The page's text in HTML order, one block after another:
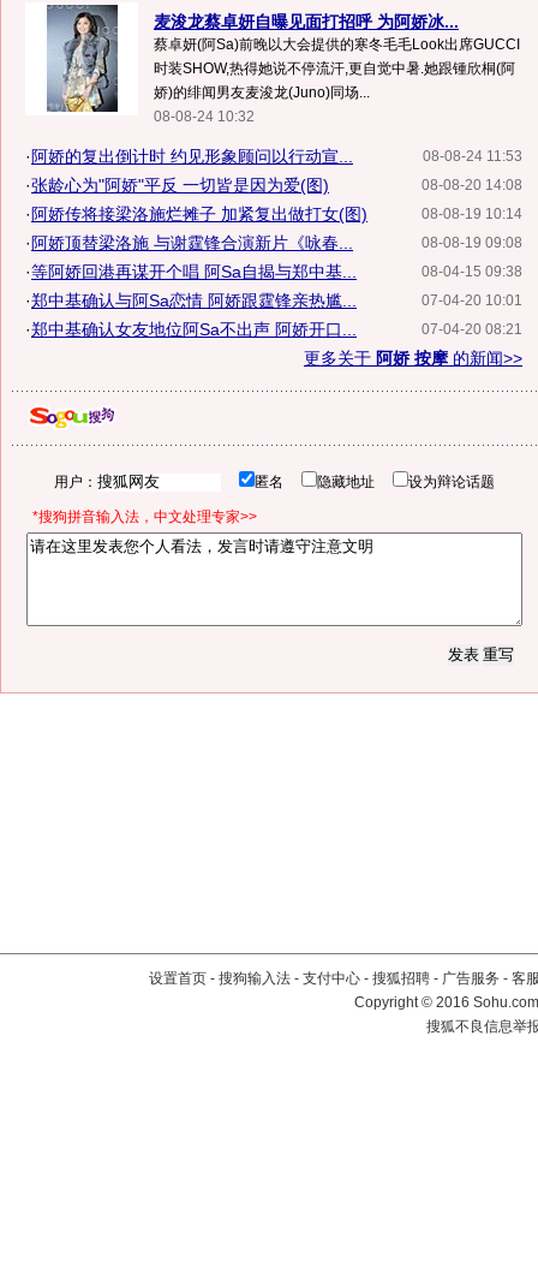
麦浚龙蔡卓妍自曝见面打招呼 为阿娇冰...
蔡卓妍(阿Sa)前晚以大会提供的寒冬毛毛Look出席GUCCI
时装SHOW,热得她说不停流汗,更自觉中暑.她跟锺欣桐(阿
娇)的绯闻男友麦浚龙(Juno)同场...
08-08-24 10:32
08-08-24 11:53
· 阿娇的复出倒计时 约见形象顾问以行动宣...
08-08-20 14:08
·张龄心为"阿娇"平反 一切皆是因为爱(图)
08-08-19 10:14
· 阿娇传将接梁洛施烂摊子 加紧复出做打女(图)
08-08-19 09:08
· 阿娇顶替梁洛施 与谢霆锋合演新片《咏春...
08-04-15 09:38
·等阿娇回港再谋开个唱 阿Sa自揭与郑中基...
07-04-20 10:01
·郑中基确认与阿Sa恋情 阿娇跟霆锋亲热尴...
07-04-20 08:21
·郑中基确认女友地位阿Sa不出声 阿娇开口...
更多关于 阿娇 按摩 的新闻>>
用户： 匿名 隐藏地址 设为辩论话题
*搜狗拼音输入法，中文处理专家>>
设置首页 - 搜狗输入法 - 支付中心 - 搜狐招聘 - 广告服务 - 客
Copyright©2016
搜狐不良信息举